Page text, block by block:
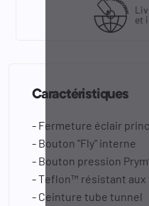
et
Caractéristiques
- Fermeture éclair
- Bouton "Fly" interne
- Bouton pression
- Teflon™ résistant aux
- Ceinture tube tunnel